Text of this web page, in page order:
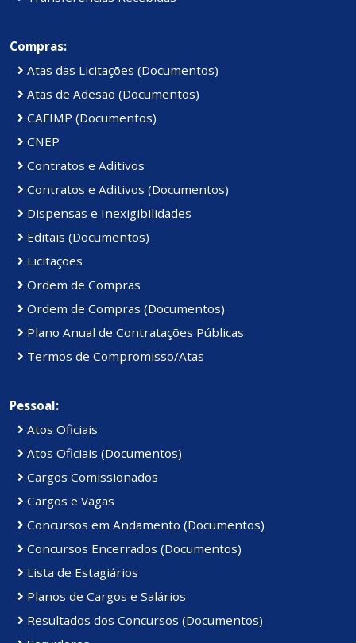
Compras:
Atas das Licitações (Documentos)
Atas de Adesão (Documentos)
CAFIMP (Documentos)
CNEP
Contratos e Aditivos
Contratos e Aditivos (Documentos)
Dispensas e Inexigibilidades
Editais (Documentos)
Licitações
Ordem de Compras
Ordem de Compras (Documentos)
Plano Anual de Contratações Públicas
Termos de Compromisso/Atas
Pessoal:
Atos Oficiais
Atos Oficiais (Documentos)
Cargos Comissionados
Cargos e Vagas
Concursos em Andamento (Documentos)
Concursos Encerrados (Documentos)
Lista de Estagiários
Planos de Cargos e Salários
Resultados dos Concursos (Documentos)